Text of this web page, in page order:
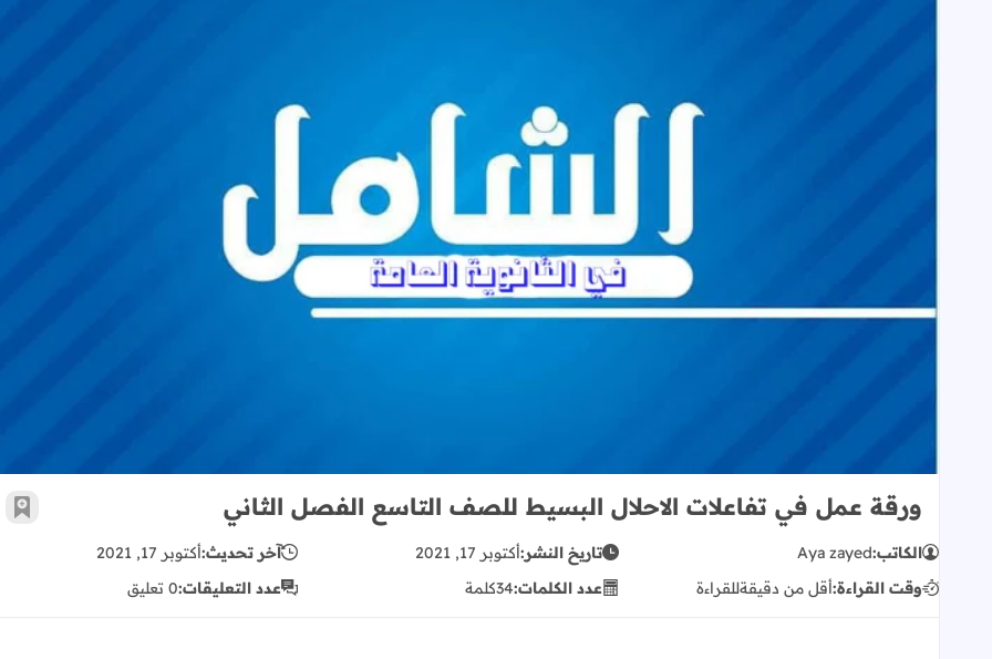
ورقة عمل في تفاعلات الاحلال البسيط للصف التاسع الفصل الثاني
ورقة عمل في تفاعلات الاحلال البسيط للصف التاسع الفصل الثاني
الكاتب:Aya zayed تاريخ النشر:أكتوبر 17, 2021 آخر تحديث:أكتوبر 17, 2021
وقت القراءة:أقل من دقيقةللقراءة عدد الكلمات:34كلمة عدد التعليقات:0 تعليق